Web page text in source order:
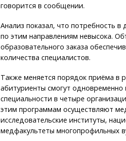
говорится в сообщении.
Анализ показал, что потребность
по этим направлениям невысока.
образовательного заказа
количества специалистов.
Также меняется порядок приёма в
абитуриенты смогут
специальности в четыре
этим программам осуществляют
исследовательские институты,
медфакультеты многопрофильных